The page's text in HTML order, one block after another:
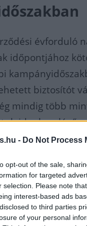
- Do Not Process
opt-out of the sale,
for targeted
selection. Please note
interest-based ads
to third parties
of your personal
évforduló
időpontjához
biztosítót
mindig több
lévő
szereplő közül
szerint a
is sok